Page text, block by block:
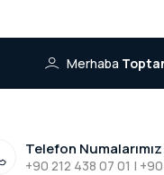
Merhaba
Telefon
+90 212 438 07 01 |